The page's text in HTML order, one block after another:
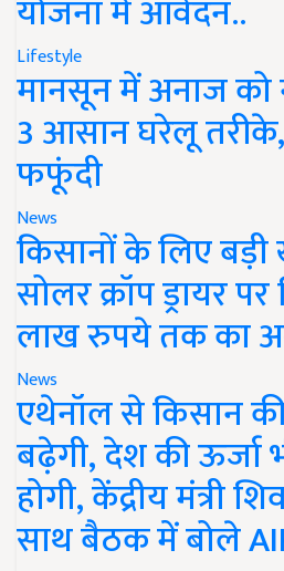
योजना में आवेदन..
Lifestyle
मानसून में अनाज
3 आसान घरेलू
फफूंदी
News
किसानों के लिए
सोलर क्रॉप ड्रायर
लाख रुपये तक का
News
एथेनॉल से किसान
बढ़ेगी, देश की ऊर्जा
होगी, केंद्रीय मंत्री
साथ बैठक में बोले